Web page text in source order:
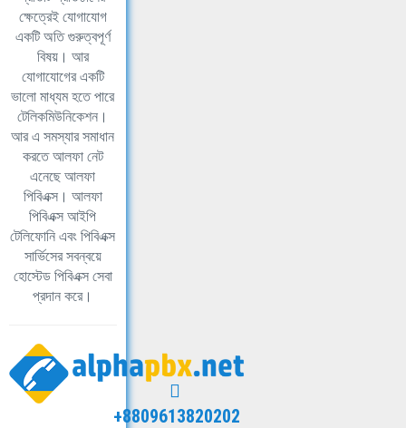
ক্ষেত্রেই যোগাযোগ
একটি অতি গুরুত্বপূর্ণ
বিষয়। আর
যোগাযোগের একটি
ভালো মাধ্যম হতে পারে
টেলিকমিউনিকেশন।
আর এ সমস্যার সমাধান
করতে আলফা নেট
এনেছে আলফা
পিবিএক্স। আলফা
পিবিএক্স আইপি
টেলিফোনি এবং পিবিএক্স
সার্ভিসের সবন্বয়ে
হোস্টেড পিবিএক্স সেবা
প্রদান করে।
+8809613820202